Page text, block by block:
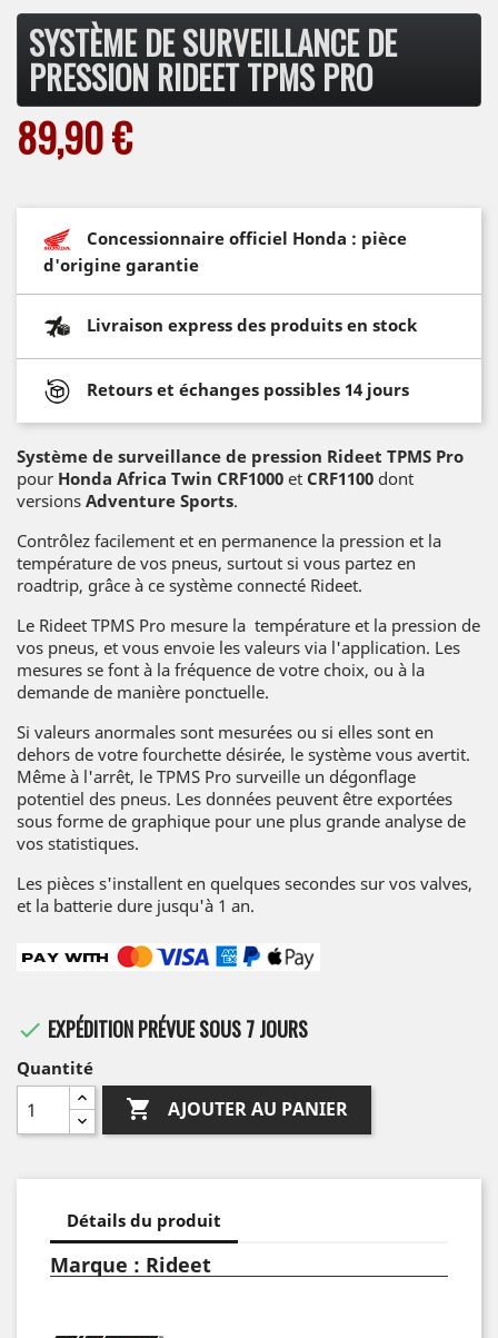
SYSTÈME DE SURVEILLANCE DE
PRESSION RIDEET TPMS PRO
89,90 €
Concessionnaire officiel Honda : pièce
d'origine garantie
Livraison express des produits en stock
Retours et échanges possibles 14 jours
Système de surveillance de pression Rideet TPMS Pro
pour Honda Africa Twin CRF1000 et CRF1100 dont
versions Adventure Sports.
Contrôlez facilement et en permanence la pression et la
température de vos pneus, surtout si vous partez en
roadtrip, grâce à ce système connecté Rideet.
Le Rideet TPMS Pro mesure la température et la pression de
vos pneus, et vous envoie les valeurs via l'application. Les
mesures se font à la fréquence de votre choix, ou à la
demande de manière ponctuelle.
Si valeurs anormales sont mesurées ou si elles sont en
dehors de votre fourchette désirée, le système vous avertit.
Même à l'arrêt, le TPMS Pro surveille un dégonflage
potentiel des pneus. Les données peuvent être exportées
sous forme de graphique pour une plus grande analyse de
vos statistiques.
Les pièces s'installent en quelques secondes sur vos valves,
et la batterie dure jusqu'à 1 an.
 EXPÉDITION PRÉVUE SOUS 7 JOURS
Quantité
 AJOUTER AU PANIER
Détails du produit
Marque : Rideet